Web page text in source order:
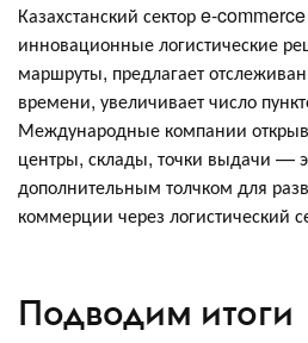
Казахстанский сектор e-
инновационные логистические
маршруты, предлагает
времени, увеличивает число
Международные компании
центры, склады, точки выдачи —
дополнительным толчком для
коммерции через логистический
Подводим итоги